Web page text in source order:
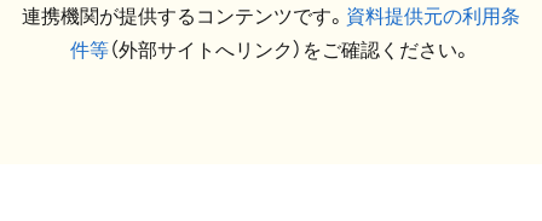
連携機関が提供するコンテンツです。 資料提供元の利用条
件等（外部サイトへリンク）をご確認ください。